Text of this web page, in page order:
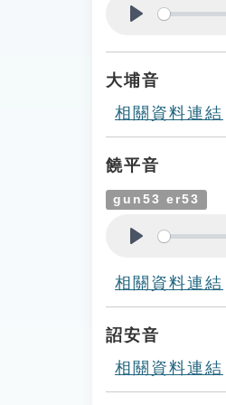
大埔音
相關資料連結
饒平音
gun53 er53
相關資料連結
詔安音
相關資料連結